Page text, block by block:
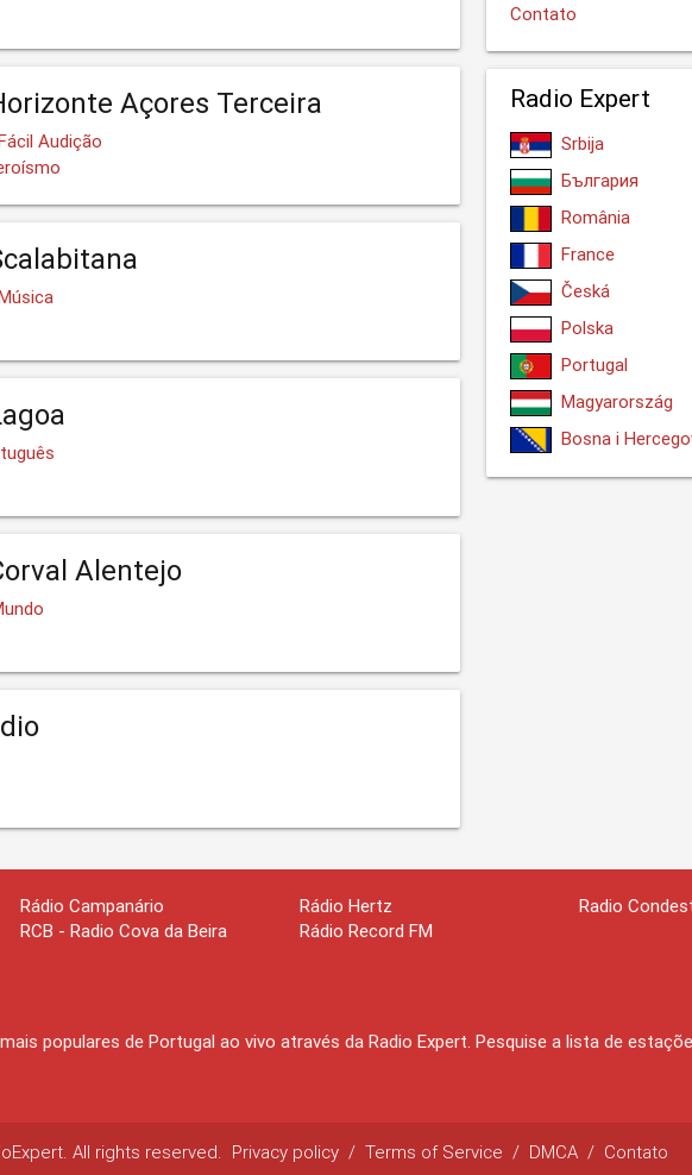
Açores Terceira
Audição
Alentejo
Contato
Radio Expert
Srbija
България
România
France
Česká
Polska
Portugal
Magyarország
Bosna i
Rádio Campanário
RCB - Radio Cova da Beira
Rádio Hertz
Rádio Record FM
Radio
populares de Portugal ao vivo através da Radio Expert. Pesquise a lista de
All rights reserved. Privacy policy / Terms of Service / DMCA / Contato